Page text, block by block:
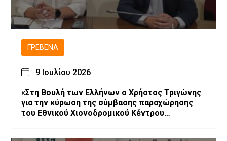
ΓΡΕΒΕΝΆ
9 Ιουλίου 2026
«Στη Βουλή των Ελλήνων ο Χρήστος Τριγώνης
για την κύρωση της σύμβασης παραχώρησης
του Εθνικού Χιονοδρομικού Κέντρου